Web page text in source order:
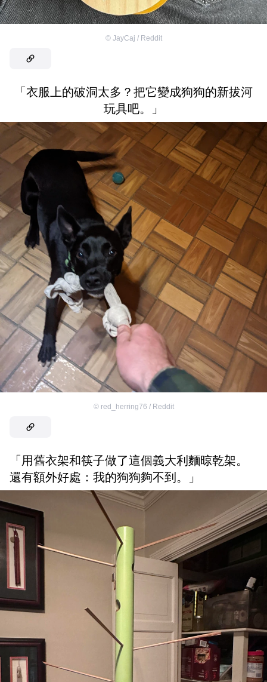
© JayCaj / Reddit
「衣服上的破洞太多？把它變成狗狗的新拔河
玩具吧。」
© red_herring76 / Reddit
「用舊衣架和筷子做了這個義大利麵晾乾架。
還有額外好處：我的狗狗夠不到。」